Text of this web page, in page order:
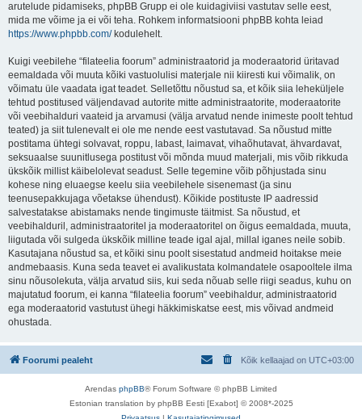
arutelude pidamiseks, phpBB Grupp ei ole kuidagiviisi vastutav selle eest,
mida me võime ja ei või teha. Rohkem informatsiooni phpBB kohta leiad
https://www.phpbb.com/kodulehelt.
Kuigi veebilehe “filateelia foorum” administraatorid ja moderaatorid üritavad
eemaldada või muuta kõiki vastuolulisi materjale nii kiiresti kui võimalik, on
võimatu üle vaadata igat teadet. Selletõttu nõustud sa, et kõik siia leheküljele
tehtud postitused väljendavad autorite mitte administraatorite, moderaatorite
või veebihalduri vaateid ja arvamusi (välja arvatud nende inimeste poolt tehtud
teated) ja siit tulenevalt ei ole me nende eest vastutavad. Sa nõustud mitte
postitama ühtegi solvavat, roppu, labast, laimavat, vihaõhutavat, ähvardavat,
seksuaalse suunitlusega postitust või mõnda muud materjali, mis võib rikkuda
ükskõik millist käibelolevat seadust. Selle tegemine võib põhjustada sinu
kohese ning eluaegse keelu siia veebilehele sisenemast (ja sinu
teenusepakkujaga võetakse ühendust). Kõikide postituste IP aadressid
salvestatakse abistamaks nende tingimuste täitmist. Sa nõustud, et
veebihalduril, administraatoritel ja moderaatoritel on õigus eemaldada, muuta,
liigutada või sulgeda ükskõik milline teade igal ajal, millal iganes neile sobib.
Kasutajana nõustud sa, et kõiki sinu poolt sisestatud andmeid hoitakse meie
andmebaasis. Kuna seda teavet ei avalikustata kolmandatele osapooltele ilma
sinu nõusolekuta, välja arvatud siis, kui seda nõuab selle riigi seadus, kuhu on
majutatud foorum, ei kanna “filateelia foorum” veebihaldur, administraatorid
ega moderaatorid vastutust ühegi häkkimiskatse eest, mis võivad andmeid
ohustada.
Foorumi pealeht Kõik kellaajad on UTC+03:00
Arendas phpBB® Forum Software © phpBB Limited
Estonian translation by phpBB Eesti [Exabot] © 2008*-2025